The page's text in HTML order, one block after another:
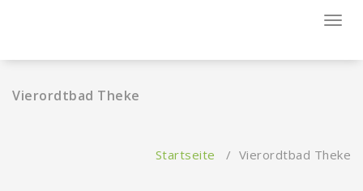
Vierordtbad Theke
Startseite / Vierordtbad Theke